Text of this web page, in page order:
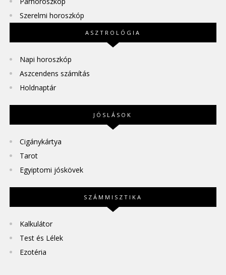
Szerelmi horoszkóp
ASZTROLÓGIA
Napi horoszkóp
Aszcendens számítás
Holdnaptár
JÓSLÁSOK
Cigánykártya
Tarot
Egyiptomi jóskövek
SZÁMMISZTIKA
Kalkulátor
Test és Lélek
Ezotéria